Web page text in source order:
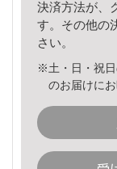
決済方法が、
す。その他の
さい。
※土・日・祝
のお届けに